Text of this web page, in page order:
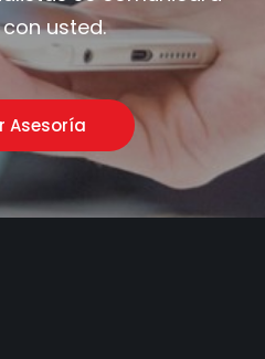
usted.
Asesoría